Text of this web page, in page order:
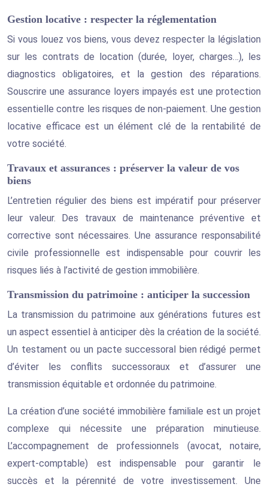
Gestion locative : respecter la réglementation
Si vous louez vos biens, vous devez respecter la législation
sur les contrats de location (durée, loyer, charges…), les
diagnostics obligatoires, et la gestion des réparations.
Souscrire une assurance loyers impayés est une protection
essentielle contre les risques de non-paiement. Une gestion
locative efficace est un élément clé de la rentabilité de
votre société.
Travaux et assurances : préserver la valeur de vos
biens
L’entretien régulier des biens est impératif pour préserver
leur valeur. Des travaux de maintenance préventive et
corrective sont nécessaires. Une assurance responsabilité
civile professionnelle est indispensable pour couvrir les
risques liés à l’activité de gestion immobilière.
Transmission du patrimoine : anticiper la succession
La transmission du patrimoine aux générations futures est
un aspect essentiel à anticiper dès la création de la société.
Un testament ou un pacte successoral bien rédigé permet
d’éviter les conflits successoraux et d’assurer une
transmission équitable et ordonnée du patrimoine.
La création d’une société immobilière familiale est un projet
complexe qui nécessite une préparation minutieuse.
L’accompagnement de professionnels (avocat, notaire,
expert-comptable) est indispensable pour garantir le
succès et la pérennité de votre investissement. Une